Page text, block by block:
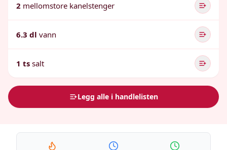
2 mellomstore kanelstenger
6.3 dl vann
1 ts salt
Legg alle i handlelisten